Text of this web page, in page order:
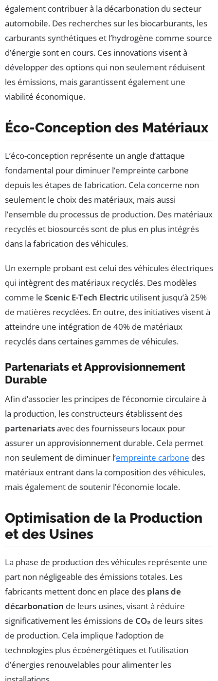
également contribuer à la décarbonation du secteur
automobile. Des recherches sur les biocarburants, les
carburants synthétiques et l’hydrogène comme source
d’énergie sont en cours. Ces innovations visent à
développer des options qui non seulement réduisent
les émissions, mais garantissent également une
viabilité économique.
Éco-Conception des Matériaux
L’éco-conception représente un angle d’attaque
fondamental pour diminuer l’empreinte carbone
depuis les étapes de fabrication. Cela concerne non
seulement le choix des matériaux, mais aussi
l’ensemble du processus de production. Des matériaux
recyclés et biosourcés sont de plus en plus intégrés
dans la fabrication des véhicules.
Un exemple probant est celui des véhicules électriques
qui intègrent des matériaux recyclés. Des modèles
comme le Scenic E-Tech Electric utilisent jusqu’à 25%
de matières recyclées. En outre, des initiatives visent à
atteindre une intégration de 40% de matériaux
recyclés dans certaines gammes de véhicules.
Partenariats et Approvisionnement
Durable
Afin d’associer les principes de l’économie circulaire à
la production, les constructeurs établissent des
partenariatsavec des fournisseurs locaux pour
assurer un approvisionnement durable. Cela permet
non seulement de diminuer l’empreinte carbone des
matériaux entrant dans la composition des véhicules,
mais également de soutenir l’économie locale.
Optimisation de la Production
et des Usines
La phase de production des véhicules représente une
part non négligeable des émissions totales. Les
fabricants mettent donc en place des plans de
décarbonation de leurs usines, visant à réduire
significativement les émissions de CO₂ de leurs sites
de production. Cela implique l’adoption de
technologies plus écoénergétiques et l’utilisation
d’énergies renouvelables pour alimenter les